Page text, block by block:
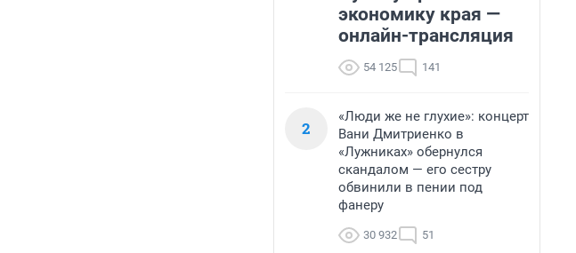
экономику края —
онлайн-трансляция
54 125 141
2
«Люди же не глухие»: концерт
Вани Дмитриенко в
«Лужниках» обернулся
скандалом — его сестру
обвинили в пении под
фанеру
30 932 51